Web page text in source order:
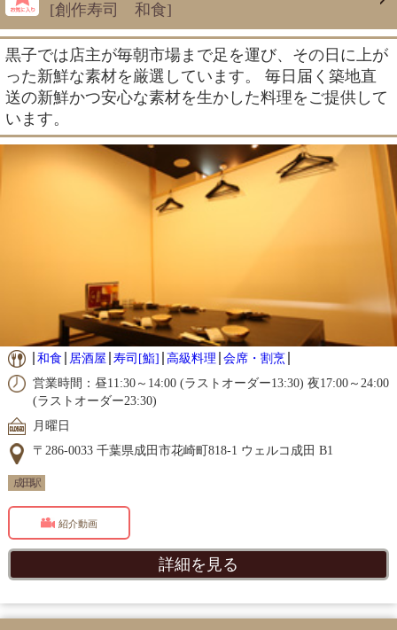
[創作寿司 和食]
黒子では店主が毎朝市場まで足を運び、その日に上が
った新鮮な素材を厳選しています。 毎日届く築地直
送の新鮮かつ安心な素材を生かした料理をご提供して
います。
和食 居酒屋 寿司[鮨] 高級料理 会席・割烹
営業時間：昼11:30～14:00 (ラストオーダー13:30) 夜17:00～24:00
(ラストオーダー23:30)
月曜日
〒286-0033 千葉県成田市花崎町818-1 ウェルコ成田 B1
成田駅
紹介動画
詳細を見る